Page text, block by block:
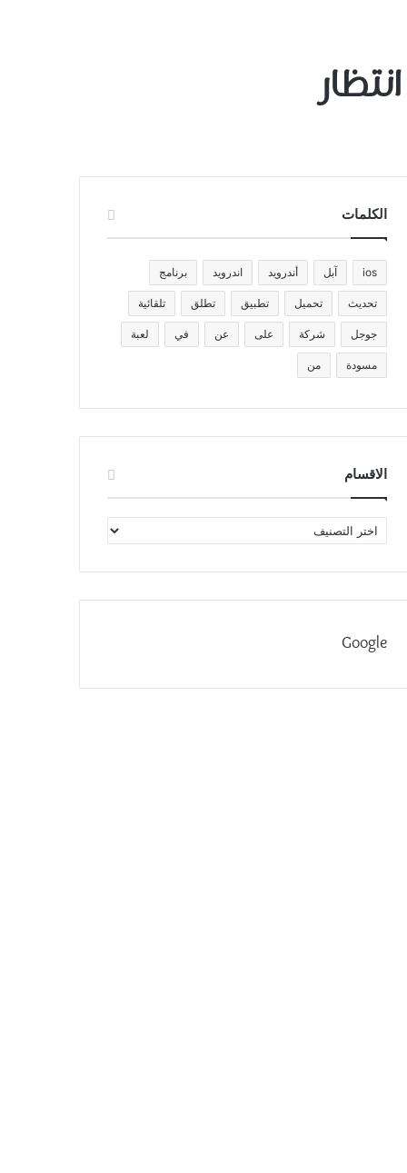
الكلمات
ios آبل أندرويد اندرويد برنامج
تحديث تحميل تطبيق تطلق تلقائية
جوجل شركة على عن في لعبة
مسودة من
الاقسام
الاقسام
Google